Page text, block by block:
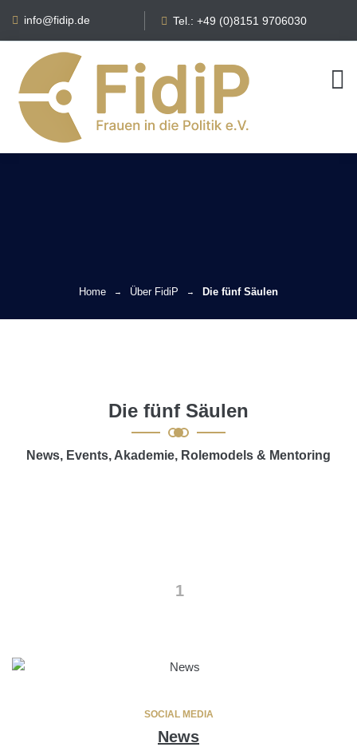
info@fidip.de Tel.: +49 (0)8151 9706030
Home Über FidiP Die fünf Säulen
Die fünf Säulen
News, Events, Akademie, Rolemodels & Mentoring
1
SOCIAL MEDIA
News